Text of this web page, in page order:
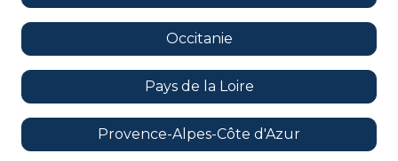
Occitanie
Pays de la Loire
Provence-Alpes-Côte d'Azur